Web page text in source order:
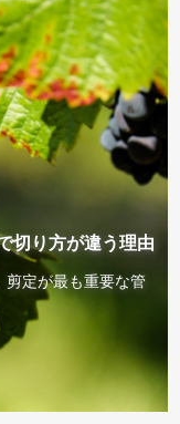
切り方が違う理由
剪定が最も重要な管